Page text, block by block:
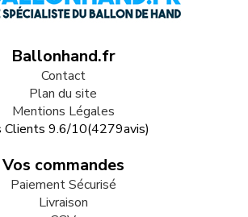
Ballonhand.fr
Contact
Plan du site
Mentions Légales
Clients 9.6/10(4279avis)
Vos commandes
Paiement Sécurisé
Livraison